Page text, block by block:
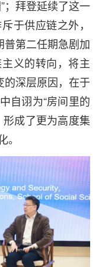
；拜登延续了这一
于供应链之外，
普第二任期急剧加
义的转向，将主
的深层原因，在于
自诩为“房间里的
成了更为高度集